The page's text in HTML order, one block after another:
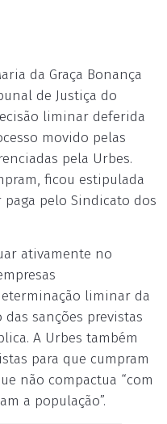
da Graça Bonança
de Justiça do
liminar deferida
movido pelas
pela Urbes.
ficou estipulada
pelo Sindicato dos
ativamente no
liminar da
das sanções previstas
A Urbes também
para que cumpram
não compactua “com
a população”.